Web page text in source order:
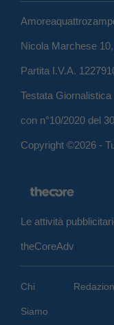
Nicola Marchese
Partita I.V.A.
Testata
con n°10/2020 del
Copyright ©2026 -
Le attività
theCoreAdv
Chi
Siamo